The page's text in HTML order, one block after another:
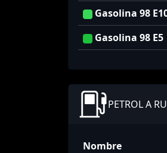
Gasolina 98
Gasolina 98 E5
PETROL A
Nombre